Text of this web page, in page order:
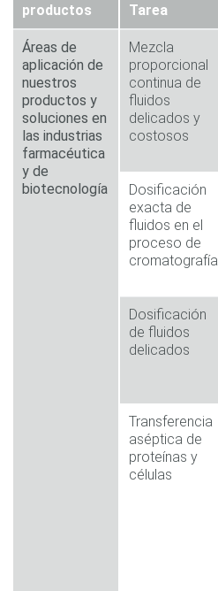
productos
Tarea
Áreas de
aplicación de
nuestros
productos y
soluciones en
las industrias
farmacéutica
y de
biotecnología
Mezcla
proporcional
continua de
fluidos
delicados y
costosos
Dosificación
exacta de
fluidos en el
proceso de
cromatografía
Dosificación
de fluidos
delicados
Transferencia
aséptica de
proteínas y
células